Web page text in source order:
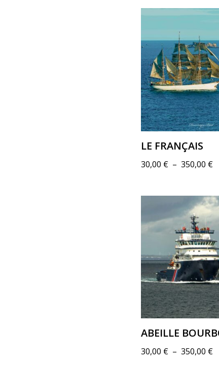
LE FRANÇAIS
30,00 € – 350,00 €
ABEILLE
30,00 € – 350,00 €